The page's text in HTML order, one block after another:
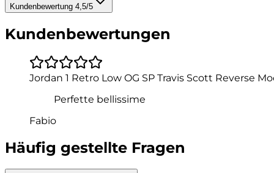
Kundenbewertung 4,5/5
Kundenbewertungen
Jordan 1 Retro Low OG SP Travis Scott Reverse
Perfette bellissime
Fabio
Häufig gestellte Fragen